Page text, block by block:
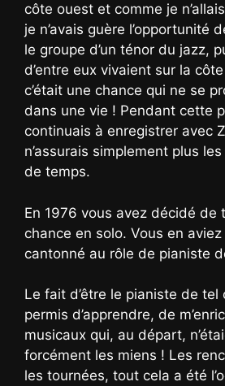
côte ouest et comme je
je n’avais guère l’opportunité
le groupe d’un ténor du jazz,
d’entre eux vivaient sur la
c’était une chance qui ne se
dans une vie ! Pendant cette
continuais à enregistrer avec
n’assurais simplement plus
de temps.
En 1976 vous avez décidé de
chance en solo. Vous en aviez
cantonné au rôle de pianiste
Le fait d’être le pianiste de tel
permis d’apprendre, de
musicaux qui, au départ,
forcément les miens ! Les
les tournées, tout cela a été